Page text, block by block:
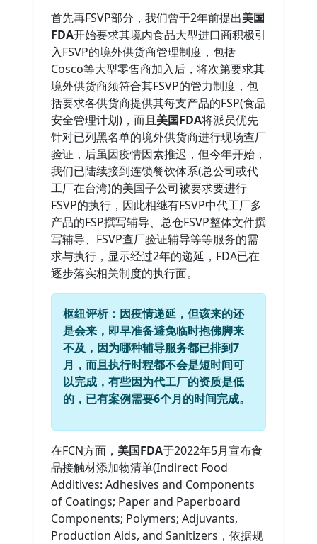
首先再FSVP部分，我们曾于2年前提出美国
FDA开始要求其境内食品大型进口商积极引
入FSVP的境外供货商管理制度，包括
Cosco等大型零售商加入后，将次第要求其
境外供货商须符合其FSVP的管力制度，包
括要求各供货商提供其每支产品的FSP(食品
安全管理计划)，而且美国FDA将派员优先
针对已列黑名单的境外供货商进行现场查厂
验证，后虽因疫情因素推迟，但今年开始，
我们已陆续接到连锁餐饮体系(总公司或代
工厂在台湾)的美国子公司被要求要进行
FSVP的执行，因此相继有FSVP中代工厂多
产品的FSP撰写辅导、总仓FSVP整体文件撰
写辅导、FSVP查厂验证辅导等等服务的需
求与执行，显示经过2年的递延，FDA已在
逐步落实相关制度的执行面。
枢纽评析：因疫情递延，但该来的还
是会来，即早准备避免临时抱佛脚来
不及，因为哪种辅导服务都已排到7
月，而且执行时程都不会是短时间可
以完成，有些因为代工厂的资质是低
的，已有案例需要6个月的时间完成。
在FCN方面， 美国FDA于2022年5月宣布食
品接触材添加物清单(Indirect Food
Additives: Adhesives and Components
of Coatings; Paper and Paperboard
Components; Polymers; Adjuvants,
Production Aids, and Sanitizers，依据规